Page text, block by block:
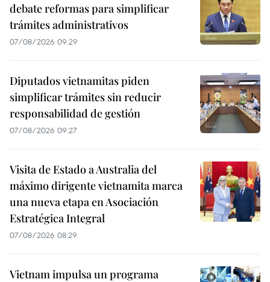
debate reformas para simplificar
trámites administrativos
07/08/2026 09:29
Diputados vietnamitas piden
simplificar trámites sin reducir
responsabilidad de gestión
07/08/2026 09:27
Visita de Estado a Australia del
máximo dirigente vietnamita marca
una nueva etapa en Asociación
Estratégica Integral
07/08/2026 08:29
Vietnam impulsa un programa